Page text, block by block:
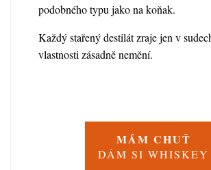
podobného typu jako na koňak.
Každý stařený destilát zraje jen v
vlastnosti zásadně nemění.
MÁM CHUŤ
DÁM SI WHISKEY